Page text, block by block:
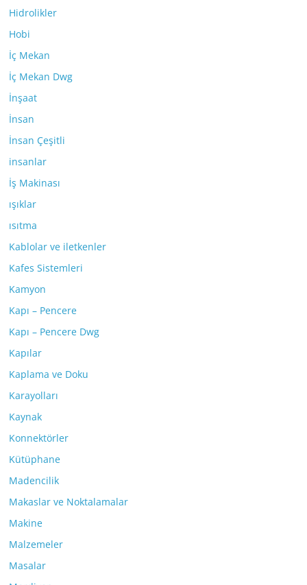
Hidrolikler
Hobi
İç Mekan
İç Mekan Dwg
İnşaat
İnsan
İnsan Çeşitli
insanlar
İş Makinası
ışıklar
ısıtma
Kablolar ve iletkenler
Kafes Sistemleri
Kamyon
Kapı – Pencere
Kapı – Pencere Dwg
Kapılar
Kaplama ve Doku
Karayolları
Kaynak
Konnektörler
Kütüphane
Madencilik
Makaslar ve Noktalamalar
Makine
Malzemeler
Masalar